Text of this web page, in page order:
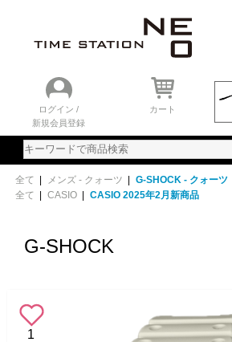
ログイン /
新規会員登録
カート
全て | メンズ - クォーツ | G-SHOCK - クォーツ
全て | CASIO | CASIO 2025年2月新商品
G-SHOCK
1
おすすめアイテム
ニュース＆トピック
時計を探す
ランキング
ご利用ガイド